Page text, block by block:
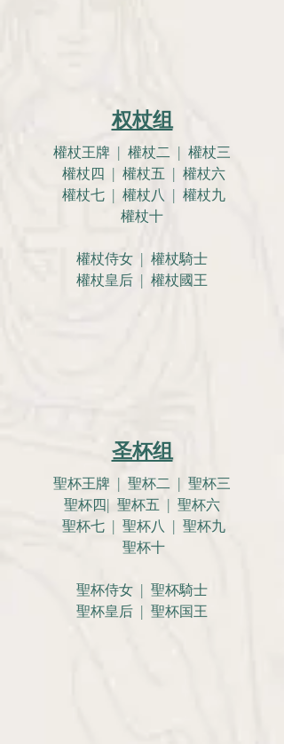
权杖组
權杖王牌 | 權杖二 | 權杖三
權杖四 | 權杖五 | 權杖六
權杖七 | 權杖八 | 權杖九
權杖十
權杖侍女 | 權杖騎士
權杖皇后 | 權杖國王
圣杯组
聖杯王牌 | 聖杯二 | 聖杯三
聖杯四| 聖杯五 | 聖杯六
聖杯七 | 聖杯八 | 聖杯九
聖杯十
聖杯侍女 | 聖杯騎士
聖杯皇后 | 聖杯国王